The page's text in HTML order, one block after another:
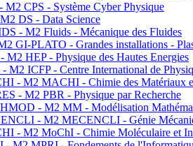
M2 CPS - Système Cyber Physique
DS - Data Science
- M2 Fluids - Mécanique des Fluides
GI-PLATO - Grandes installations -
M2 HEP - Physique des Hautes Energies
M2 ICFP - Centre International de
- M2 MACHI - Chimie des Matériaux
- M2 PBR - Physique par Recherche
- M2 MM - Modélisation
- M2 MECENCLI - Génie
- M2 MoChI - Chimie Moléculaire et